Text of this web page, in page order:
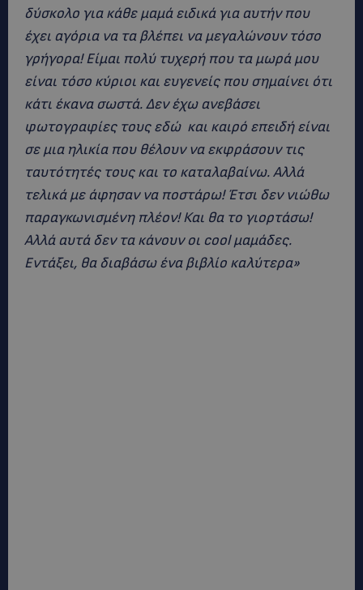
δύσκολο για κάθε μαμά ειδικά για αυτήν που
έχει αγόρια να τα βλέπει να μεγαλώνουν τόσο
γρήγορα! Είμαι πολύ τυχερή που τα μωρά μου
είναι τόσο κύριοι και ευγενείς που σημαίνει ότι
κάτι έκανα σωστά. Δεν έχω ανεβάσει
φωτογραφίες τους εδώ και καιρό επειδή είναι
σε μια ηλικία που θέλουν να εκφράσουν τις
ταυτότητές τους και το καταλαβαίνω. Αλλά
τελικά με άφησαν να ποστάρω! Έτσι δεν νιώθω
παραγκωνισμένη πλέον! Και θα το γιορτάσω!
Αλλά αυτά δεν τα κάνουν οι cool μαμάδες.
Εντάξει, θα διαβάσω ένα βιβλίο καλύτερα»